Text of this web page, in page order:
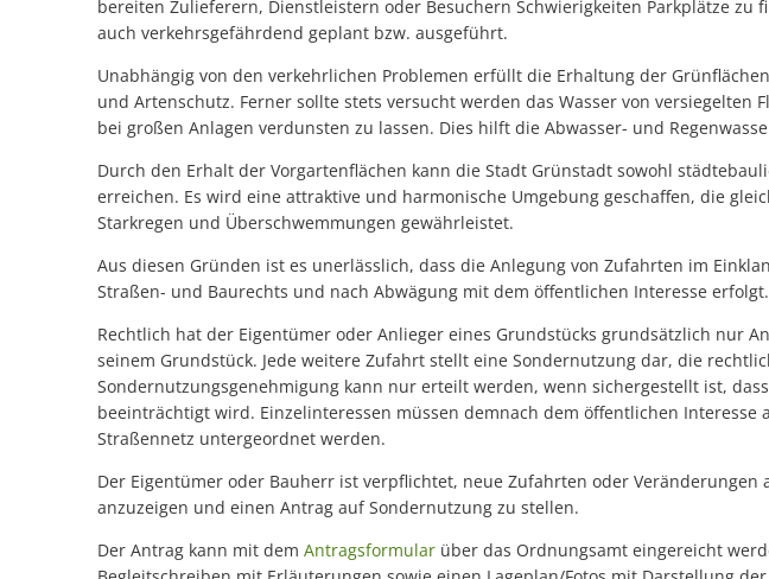
bereiten Zulieferern, Dienstleistern oder Besuchern Schwierigkeiten Parkplätze zu
auch verkehrsgefährdend geplant bzw. ausgeführt.
Unabhängig von den verkehrlichen Problemen erfüllt die Erhaltung der
und Artenschutz. Ferner sollte stets versucht werden das Wasser von versiegelten
bei großen Anlagen verdunsten zu lassen. Dies hilft die Abwasser- und
Durch den Erhalt der Vorgartenflächen kann die Stadt Grünstadt sowohl
erreichen. Es wird eine attraktive und harmonische Umgebung geschaffen, die
Starkregen und Überschwemmungen gewährleistet.
Aus diesen Gründen ist es unerlässlich, dass die Anlegung von Zufahrten im
Straßen- und Baurechts und nach Abwägung mit dem öffentlichen Interesse erfolgt.
Rechtlich hat der Eigentümer oder Anlieger eines Grundstücks grundsätzlich nur
seinem Grundstück. Jede weitere Zufahrt stellt eine Sondernutzung dar, die
Sondernutzungsgenehmigung kann nur erteilt werden, wenn sichergestellt ist,
beeinträchtigt wird. Einzelinteressen müssen demnach dem öffentlichen Interesse
Straßennetz untergeordnet werden.
Der Eigentümer oder Bauherr ist verpflichtet, neue Zufahrten oder Veränderungen
anzuzeigen und einen Antrag auf Sondernutzung zu stellen.
Der Antrag kann mit dem Antragsformular über das Ordnungsamt eingereicht